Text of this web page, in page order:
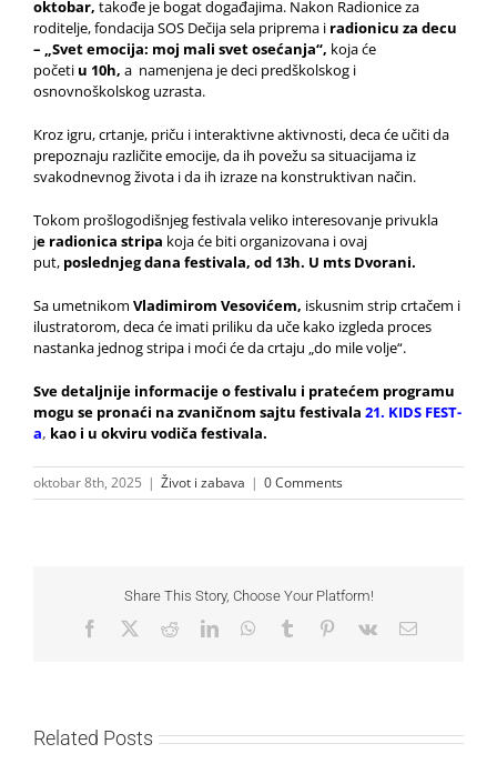
oktobar, takođe je bogat događajima. Nakon Radionice za
roditelje, fondacija SOS Dečija sela priprema i radionicu za decu
– „Svet emocija: moj mali svet osećanja“, koja će
početi u 10h, a namenjena je deci predškolskog i
osnovnoškolskog uzrasta.
Kroz igru, crtanje, priču i interaktivne aktivnosti, deca će učiti da
prepoznaju različite emocije, da ih povežu sa situacijama iz
svakodnevnog života i da ih izraze na konstruktivan način.
Tokom prošlogodišnjeg festivala veliko interesovanje privukla
je radionica stripa koja će biti organizovana i ovaj
put, poslednjeg dana festivala, od 13h. U mts Dvorani.
Sa umetnikom Vladimirom Vesovićem, iskusnim strip crtačem i
ilustratorom, deca će imati priliku da uče kako izgleda proces
nastanka jednog stripa i moći će da crtaju „do mile volje“.
Sve detaljnije informacije o festivalu i pratećem programu
mogu se pronaći na zvaničnom sajtu festivala 21. KIDS FEST-
a, kao i u okviru vodiča festivala.
oktobar 8th, 2025 | Život i zabava | 0 Comments
Share This Story, Choose Your Platform!
Facebook RedditLinkedInWhatsApp
Tumblr Pinterest
Vk Email
Related Posts